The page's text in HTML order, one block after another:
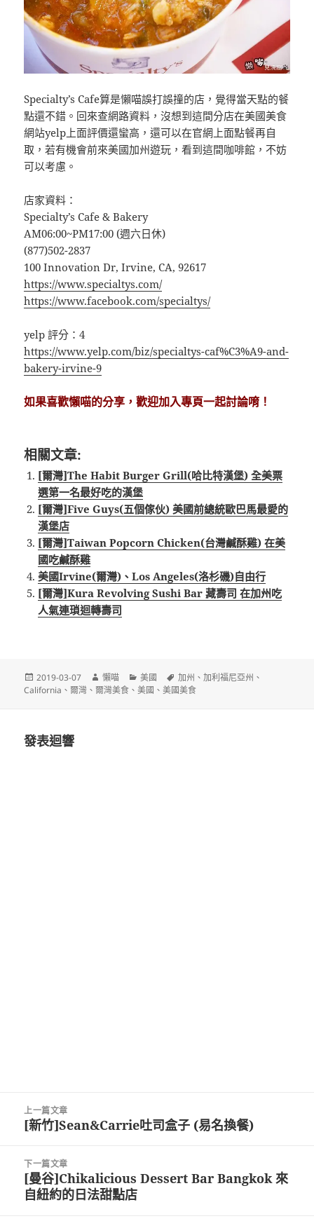
Specialty’s Cafe算是懶喵誤打誤撞的店，覺得當天點的餐
點還不錯。回來查網路資料，沒想到這間分店在美國美食
網站yelp上面評價還蠻高，還可以在官網上面點餐再自
取，若有機會前來美國加州遊玩，看到這間咖啡館，不妨
可以考慮。
店家資料：
Specialty’s Cafe & Bakery
AM06:00~PM17:00 (週六日休)
(877)502-2837
100 Innovation Dr, Irvine, CA, 92617
https://www.specialtys.com/
https://www.facebook.com/specialtys/
yelp 評分：4
https://www.yelp.com/biz/specialtys-caf%C3%A9-and-
bakery-irvine-9
如果喜歡懶喵的分享，歡迎加入專頁一起討論唷！
相關文章:
[爾灣]The Habit Burger Grill(哈比特漢堡) 全美票
選第一名最好吃的漢堡
[爾灣]Five Guys(五個傢伙) 美國前總統歐巴馬最愛的
漢堡店
[爾灣]Taiwan Popcorn Chicken(台灣鹹酥雞) 在美
國吃鹹酥雞
美國Irvine(爾灣)、Los Angeles(洛杉磯)自由行
[爾灣]Kura Revolving Sushi Bar 藏壽司 在加州吃
人氣連瑣迴轉壽司
發
佈
2019-03-07
作
者
懶喵
分
類
美國
標
籤
加州 、加利福尼亞州 、
California 、爾灣 、爾灣美食 、美國 、美國美食
發表迴響
上一篇文章
上
篇
文
章:
[新竹]Sean&Carrie吐司盒子 (易名換餐)
下一篇文章
下
一
[曼谷]Chikalicious Dessert Bar Bangkok 來
自紐約的日法甜點店